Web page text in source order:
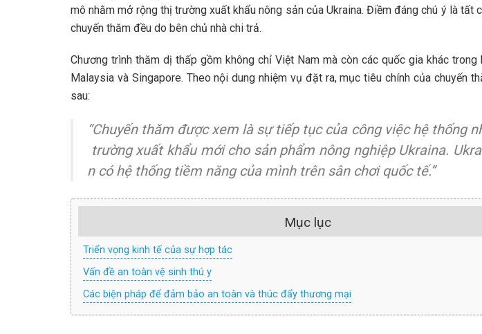
mô nhằm mở rộng thị trường xuất khẩu nông sản của Ukraina. Điềm đáng chú ý là tất
chuyến thăm đều do bên chủ nhà chi trả.
Chương trình thăm dị thấp gồm không chỉ Việt Nam mà còn các quốc gia khác
Malaysia và Singapore. Theo nội dung nhiệm vụ đặt ra, mục tiêu chính của chuyến
sau:
“Chuyến thăm được xem là sự tiếp tục của công việc hệ thống
trường xuất khẩu mới cho sản phẩm nông nghiệp Ukraina.
n có hệ thống tiềm năng của mình trên sân chơi quốc tế.”
Mục lục
Triển vọng kinh tế của sự hợp tác
Vấn đề an toàn vệ sinh thú y
Các biện pháp để đảm bảo an toàn và thúc đẩy thương mại